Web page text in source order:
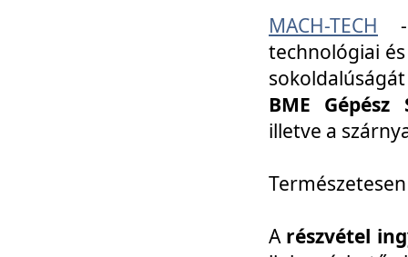
MACH-TECH
technológiai
BME
illetve a
A részvétel